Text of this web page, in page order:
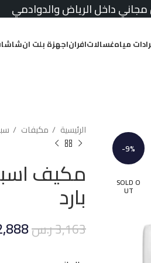
داخل الرياض والدوادمي
مياهغسالاتافراناجهزة بلت ان
-9%
SOLD O
UT
الرئيسية مكيفات
بارد
3,163ر.س